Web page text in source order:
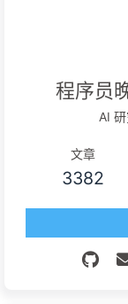
程序员
AI
文章
3382